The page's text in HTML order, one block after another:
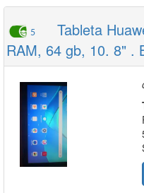
5
Tableta
RAM, 64 gb, 10. 8" .